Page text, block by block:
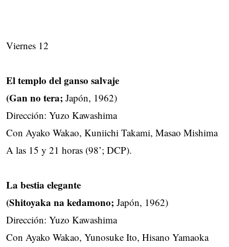
Viernes 12
El templo del ganso salvaje
(Gan no tera; Japón, 1962)
Dirección: Yuzo Kawashima
Con Ayako Wakao, Kuniichi Takami, Masao Mishima
A las 15 y 21 horas (98’; DCP).
La bestia elegante
(Shitoyaka na kedamono; Japón, 1962)
Dirección: Yuzo Kawashima
Con Ayako Wakao, Yunosuke Ito, Hisano Yamaoka